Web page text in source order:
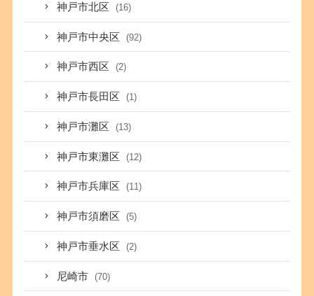
神戸市北区 (16)
神戸市中央区 (92)
神戸市西区 (2)
神戸市長田区 (1)
神戸市灘区 (13)
神戸市東灘区 (12)
神戸市兵庫区 (11)
神戸市須磨区 (5)
神戸市垂水区 (2)
尼崎市 (70)